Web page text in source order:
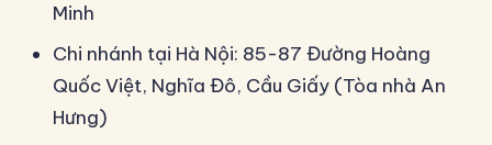
Minh
Chi nhánh tại Hà Nội: 85-87 Đường Hoàng
Quốc Việt, Nghĩa Đô, Cầu Giấy (Tòa nhà An
Hưng)